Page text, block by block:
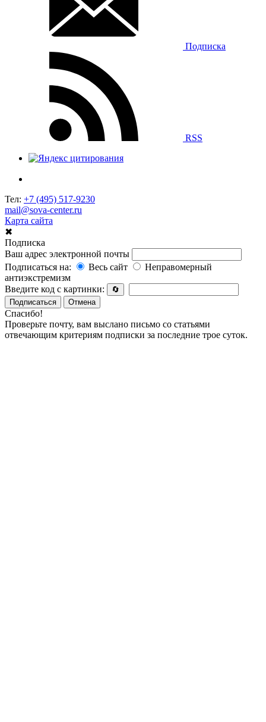
Подписка
RSS
Тел: +7 (495) 517-9230
mail@sova-center.ru
Карта сайта
✖
Подписка
Ваш адрес электронной почты
Подписаться на:
Весь сайт
Неправомерный
антиэкстремизм
Введите код с картинки:
🔄
Подписаться
Отмена
Спасибо!
Проверьте почту, вам выслано письмо со статьями
отвечающим критериям подписки за последние трое суток.